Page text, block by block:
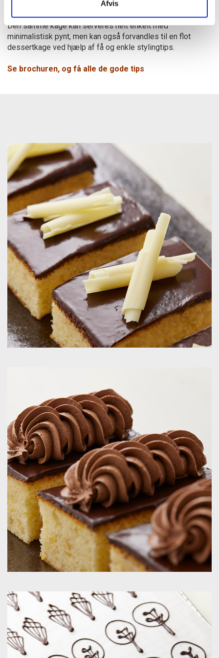
Afvis
Den samme kage kan serveres helt enkelt med
minimalistisk pynt, men kan også forvandles til en flot
dessertkage ved hjælp af få og enkle stylingtips.
Se brochuren, og få alle de gode tips